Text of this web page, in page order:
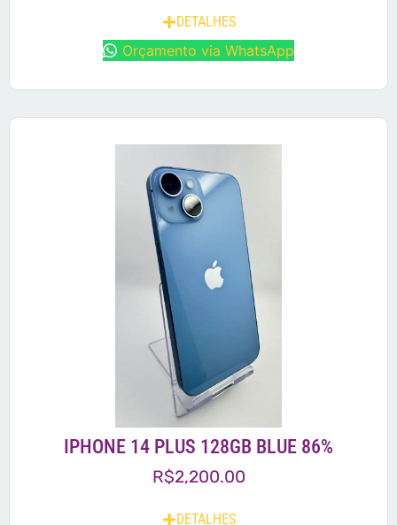
DETALHES
Orçamento via WhatsApp
IPHONE 14 PLUS 128GB BLUE 86%
R$2,200.00
DETALHES